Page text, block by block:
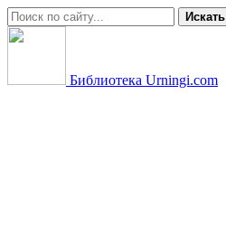
Искать
Библиотека Urningi.com